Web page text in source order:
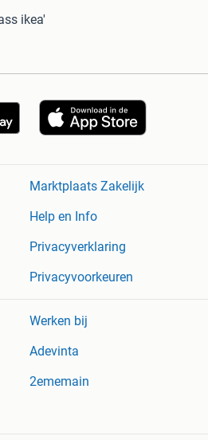
ikea'
Marktplaats Zakelijk
Help en Info
Privacyverklaring
Privacyvoorkeuren
Werken bij
Adevinta
2ememain